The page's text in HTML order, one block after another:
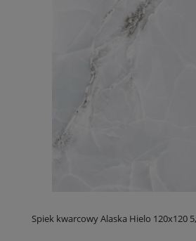
Spiek kwarcowy Alaska Hielo 120x120